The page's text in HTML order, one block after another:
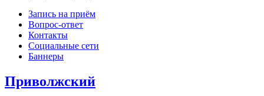
Запись на приём
Вопрос-ответ
Контакты
Социальные сети
Баннеры
Приволжский